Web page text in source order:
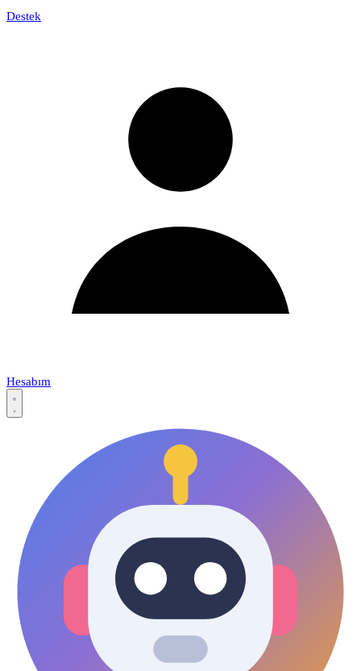
Destek
Hesabım